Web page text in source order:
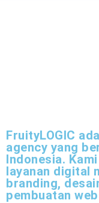
FruityLOGIC
agency yang
Indonesia.
layanan digital
branding,
pembuatan